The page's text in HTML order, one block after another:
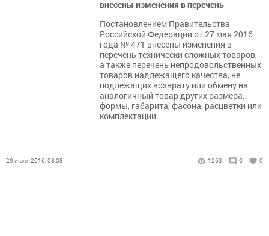
внесены изменения в перечень
Постановлением Правительства
Российской Федерации от 27 мая 2016
года № 471 внесены изменения в
перечень технически сложных товаров,
а также перечень непродовольственных
товаров надлежащего качества, не
подлежащих возврату или обмену на
аналогичный товар других размера,
формы, габарита, фасона, расцветки или
комплектации.
29 июня 2016, 08:08 1263 0 0